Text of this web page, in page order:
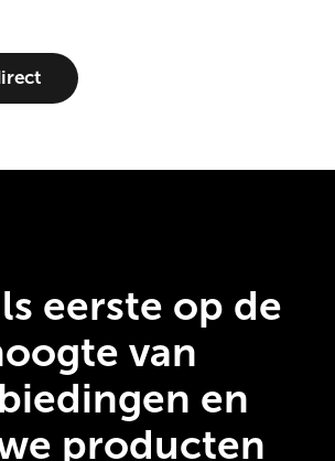
eerste op de
van
en
producten